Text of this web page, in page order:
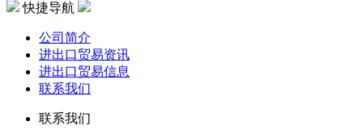
快捷导航
公司简介
进出口贸易资讯
进出口贸易信息
联系我们
联系我们